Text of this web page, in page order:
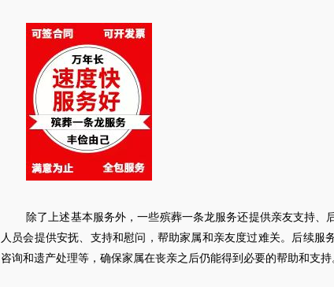
除了上述基本服务外，一些殡葬一条龙服务还提供亲友支持
人员会提供安抚、支持和慰问，帮助家属和亲友度过难关。后续服
咨询和遗产处理等，确保家属在丧亲之后仍能得到必要的帮助和支持